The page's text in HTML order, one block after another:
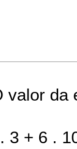
valor da
3 + 6 .